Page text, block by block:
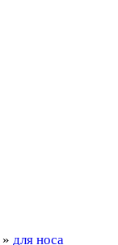
» для носа